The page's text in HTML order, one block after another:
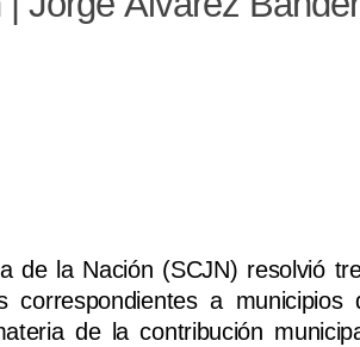
de la Nación (SCJN) resolvió
correspondientes a municipios
de la contribución